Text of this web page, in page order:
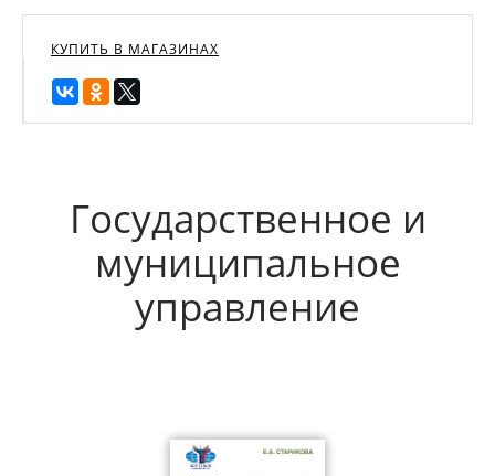
КУПИТЬ В МАГАЗИНАХ
Государственное и
муниципальное
управление